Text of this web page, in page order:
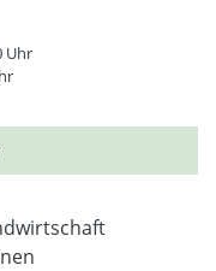
Uhr